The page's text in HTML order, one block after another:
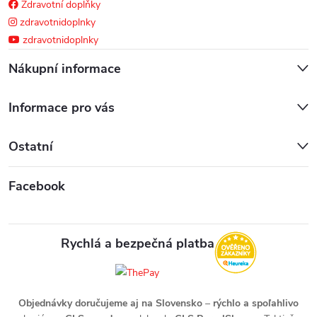
Zdravotní doplňky
zdravotnidoplnky
zdravotnidoplnky
Nákupní informace
Informace pro vás
Ostatní
Facebook
Rychlá a bezpečná platba
Objednávky doručujeme aj na Slovensko – rýchlo a spoľahlivo